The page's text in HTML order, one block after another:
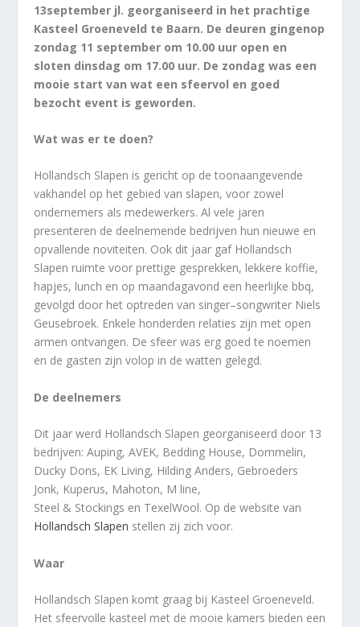
13september jl. georganiseerd in het prachtige
Kasteel Groeneveld te Baarn. De deuren gingenop
zondag 11 september om 10.00 uur open en
sloten dinsdag om 17.00 uur. De zondag was een
mooie start van wat een sfeervol en goed
bezocht event is geworden.
Watwas er te doen?
Hollandsch Slapen is gericht op de toonaangevende
vakhandel op het gebied van slapen,voor zowel
ondernemers als medewerkers.Al vele jaren
presenteren de deelnemende bedrijven hun nieuwe en
opvallende noviteiten. Ook dit jaar gafHollandsch
Slapen ruimte voor prettige gesprekken, lekkere koffie,
hapjes, lunch en op maandagavond een heerlijke bbq,
gevolgd door het optreden van singer–songwriter Niels
Geusebroek. Enkele honderden relaties zijn met open
armen ontvangen. De sfeer was erg goed te noemen
en de gasten zijn volop in de watten gelegd.
De deelnemers
Dit jaarwerd Hollandsch Slapen georganiseerd door 13
bedrijven:Auping,AVEK, Bedding House, Dommelin,
Ducky Dons, EK Living, Hilding Anders, Gebroeders
Jonk, Kuperus, Mahoton, M line,
Steel & Stockings en TexelWool. Op de website van
Hollandsch Slapen stellen zij zich voor.
Waar
Hollandsch Slapen komt graag bij Kasteel Groeneveld.
Het sfeervolle kasteel met de mooie kamers bieden een